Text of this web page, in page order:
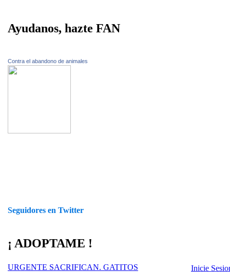
Ayudanos, hazte FAN
Contra el abandono de animales
Seguidores en Twitter
¡ ADOPTAME !
URGENTE SACRIFICAN. GATITOS Inicie